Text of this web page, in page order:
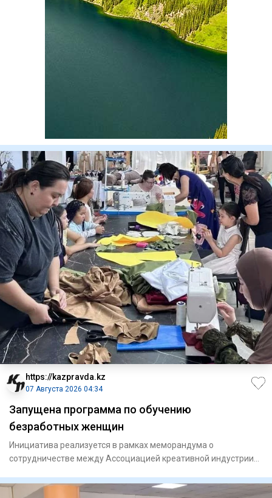
https://kazpravda.kz
07 Августа 2026 04:34
Запущена программа по обучению
безработных женщин
Инициатива реализуется в рамках меморандума о
сотрудничестве между Ассоциацией креативной индустрии